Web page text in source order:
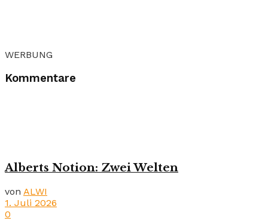
WERBUNG
Kommentare
Alberts Notion: Zwei Welten
von ALWI
1. Juli 2026
0